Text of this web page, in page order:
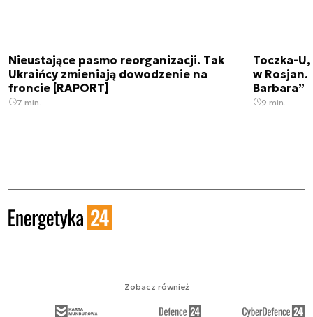
Nieustające pasmo reorganizacji. Tak
Ukraińcy zmieniają dowodzenie na
froncie [RAPORT]
7 min.
Toczka-
w Rosjan.
Barbara”
9 min.
Zobacz również